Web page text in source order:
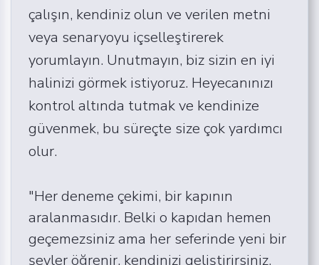
çalışın, kendiniz olun ve verilen metni
veya senaryoyu içselleştirerek
yorumlayın. Unutmayın, biz sizin en iyi
halinizi görmek istiyoruz. Heyecanınızı
kontrol altında tutmak ve kendinize
güvenmek, bu süreçte size çok yardımcı
olur.
"Her deneme çekimi, bir kapının
aralanmasıdır. Belki o kapıdan hemen
geçemezsiniz ama her seferinde yeni bir
şeyler öğrenir, kendinizi geliştirirsiniz.